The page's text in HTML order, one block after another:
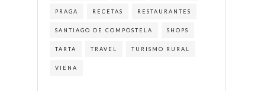
PRAGA RECETAS RESTAURANTES
SANTIAGO DE COMPOSTELA SHOPS
TARTA TRAVEL TURISMO RURAL
VIENA